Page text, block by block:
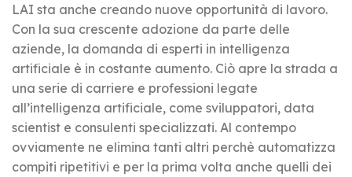
LAI sta anche creando nuove opportunità di lavoro.
Con la sua crescente adozione da parte delle
aziende, la domanda di esperti in intelligenza
artificiale è in costante aumento. Ciò apre la strada a
una serie di carriere e professioni legate
all’intelligenza artificiale, come sviluppatori, data
scientist e consulenti specializzati. Al contempo
ovviamente ne elimina tanti altri perchè automatizza
compiti ripetitivi e per la prima volta anche quelli dei